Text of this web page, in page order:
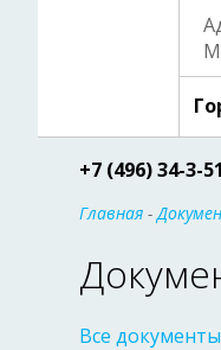
+7 (496) 34-3-
Главная -
Все документы